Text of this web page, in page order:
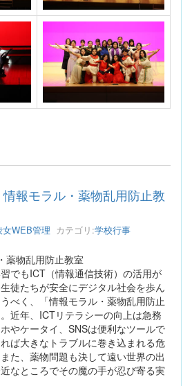
報モラル・薬物乱用防止教
女WEB管理 カテゴリ:学校行事
薬物乱用防止教室
でもICT（情報通信技術）の活用が
徒たちが安全にデジタル社会を歩ん
べく、「情報モラル・薬物乱用防止
近年、ICTリテラシーの向上は急務
やケータイ、SNSは便利なツールで
ば大きなトラブルに巻き込まれる危
た、薬物問題も決して遠い世界の出
なところでその魔の手が忍び寄る実